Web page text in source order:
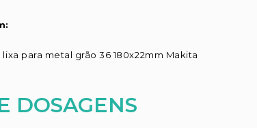
lixa para metal grão 36 180x22mm Makita
DOSAGENS